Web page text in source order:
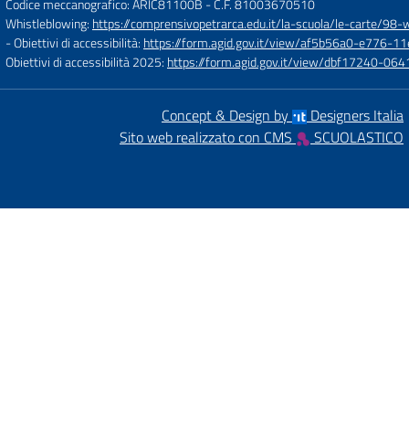
Codice meccanografico: ARIC81100B - C.F. 81003670510
Whistleblowing: https://comprensivopetrarca.edu.it/la-scuola/le-carte/98-
- Obiettivi di accessibilità: https://form.agid.gov.it/view/af5b56a0-e776-
Obiettivi di accessibilità 2025: https://form.agid.gov.it/view/dbf17240-
Concept & Design by
Designers Italia
Sito web realizzato con CMS
SCUOLASTICO